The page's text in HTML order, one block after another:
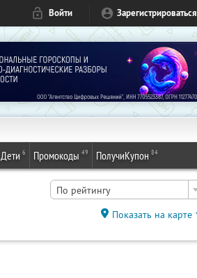
Войти Зарегистрироваться
Дети 6 Промокоды 49 ПолучиКупон 84
По рейтингу
Показать на карте